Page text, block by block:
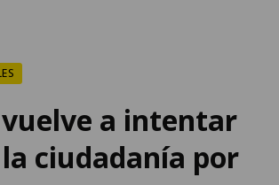
a intentar
ciudadanía por